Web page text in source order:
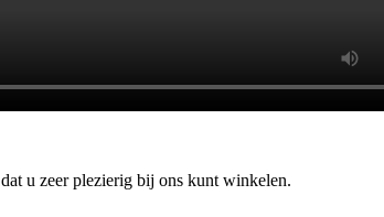
u zeer plezierig bij ons kunt winkelen.